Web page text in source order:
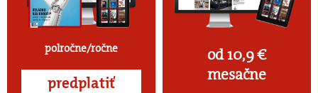
polročne/ročne
predplatiť
od 10,9 €
mesačne